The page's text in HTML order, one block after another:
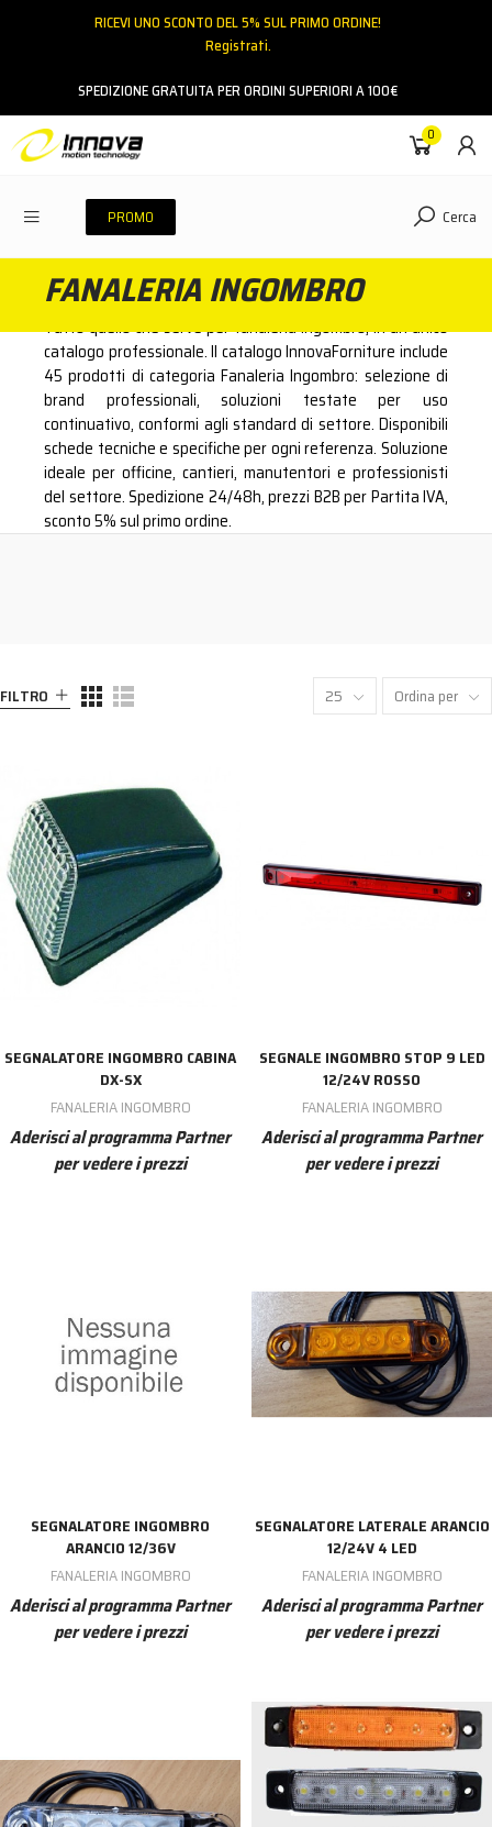
RICEVI UNO SCONTO DEL 5% SUL PRIMO ORDINE!
Registrati.
SPEDIZIONE GRATUITA PER ORDINI SUPERIORI A 100€
0
PROMO Cerca
FANALERIA INGOMBRO
Tutto quello che serve per fanaleria ingombro, in un unico
catalogo professionale. Il catalogo InnovaForniture include
45 prodotti di categoria Fanaleria Ingombro: selezione di
brand professionali, soluzioni testate per uso
continuativo, conformi agli standard di settore. Disponibili
schede tecniche e specifiche per ogni referenza. Soluzione
ideale per officine, cantieri, manutentori e professionisti
del settore. Spedizione 24/48h, prezzi B2B per Partita IVA,
sconto 5% sul primo ordine.
FILTRO 25 Ordina per
SEGNALATORE INGOMBRO CABINA
DX-SX
FANALERIA INGOMBRO
Aderisci al programma Partner
per vedere i prezzi
SEGNALE INGOMBRO STOP 9 LED
12/24V ROSSO
FANALERIA INGOMBRO
Aderisci al programma Partner
per vedere i prezzi
SEGNALATORE INGOMBRO
ARANCIO 12/36V
FANALERIA INGOMBRO
Aderisci al programma Partner
per vedere i prezzi
SEGNALATORE LATERALE ARANCIO
12/24V 4 LED
FANALERIA INGOMBRO
Aderisci al programma Partner
per vedere i prezzi
ACCEDI
Hai dimenticato la password?
NESSUN ACCOUNT CREA UN NUOVO ACCOUNT
Contattaci